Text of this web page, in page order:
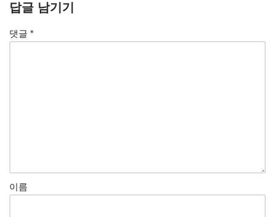
답글 남기기
댓글 *
이름